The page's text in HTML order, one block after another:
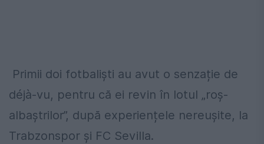
Primii doi fotbaliști au avut o senzație de
déjà-vu, pentru că ei revin în lotul „roș-
albaștrilor”, după experiențele nereușite, la
Trabzonspor și FC Sevilla.